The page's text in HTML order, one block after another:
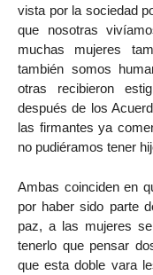
vista por la sociedad
que nosotras
muchas mujeres
también somos
otras recibieron
después de los
las firmantes ya
no pudiéramos tener
Ambas coinciden en
por haber sido parte
paz, a las mujeres
tenerlo que pensar
que esta doble vara